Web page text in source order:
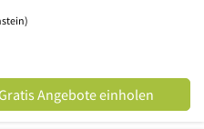
Angebote einholen